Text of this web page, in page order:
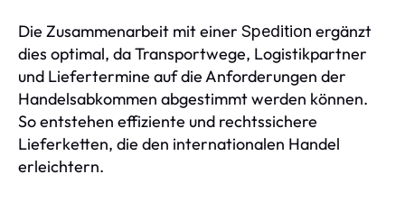
Die Zusammenarbeit mit einer Spedition ergänzt
dies optimal, da Transportwege, Logistikpartner
und Liefertermine auf die Anforderungen der
Handelsabkommen abgestimmt werden können.
So entstehen effiziente und rechtssichere
Lieferketten, die den internationalen Handel
erleichtern.